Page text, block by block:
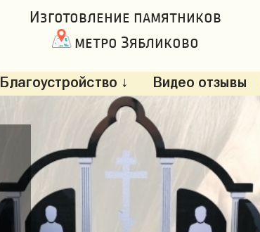
Изготовление памятников
метро Зябликово
Благоустройство ↓ Видео отзывы